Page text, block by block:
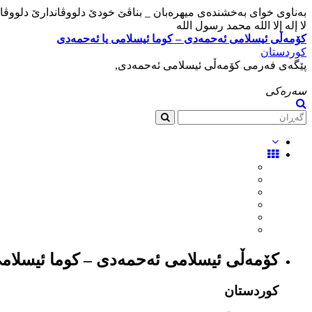
بەناوی خوای بەخشندەی میهرەبان _ بناڤێ خودێ دلووڤاندارێ
لا إله إلا الله محمد رسول الله
کۆمەڵی ئیسلامی ئەحمەدی – کوما ئیسلامی یا ئەحمەدی
کوردستان
پێگەی فەرمی کۆمەڵی ئیسلامی ئەحمەدی,
سەرەکی
کۆمەڵی ئیسلامی ئەحمەدی – کوما
کوردستان